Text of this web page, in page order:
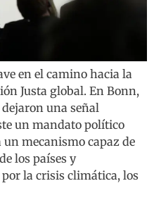
en el camino hacia la
Justa global. En Bonn,
una señal
un mandato político
mecanismo capaz de
los países y
la crisis climática, los